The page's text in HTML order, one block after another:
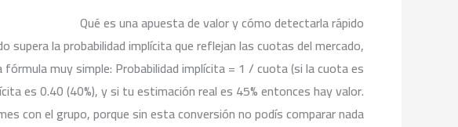
Qué es una apuesta de valor y cómo detectarla rápido
supera la probabilidad implícita que reflejan las cuotas del mercado,
muy simple: Probabilidad implícita = 1 / cuota (si la cuota es
es 0.40 (40%), y si tu estimación real es 45% entonces hay valor.
con el grupo, porque sin esta conversión no podís comparar nada.